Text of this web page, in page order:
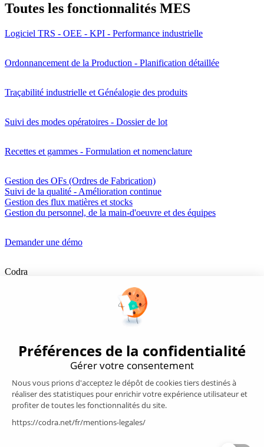
Toutes les fonctionnalités MES
Logiciel TRS - OEE - KPI - Performance industrielle
Ordonnancement de la Production - Planification détaillée
Traçabilité industrielle et Généalogie des produits
Suivi des modes opératoires - Dossier de lot
Recettes et gammes - Formulation et nomenclature
Gestion des OFs (Ordres de Fabrication)
Suivi de la qualité - Amélioration continue
Gestion des flux matières et stocks
Gestion du personnel, de la main-d'oeuvre et des équipes
Demander une démo
Codra
Éditeur des logiciels Panorama Suite et COOX Origin, CODRA est
également un acteur reconnu dans le secteur de l'ingénierie logicielle
Supervision/SCADA
Suivi énergie
MES